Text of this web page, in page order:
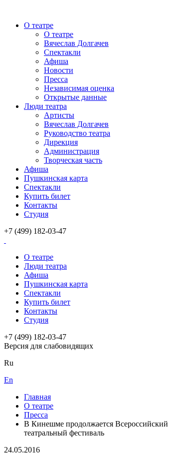
О театре
О театре
Вячеслав Долгачев
Спектакли
Афиша
Новости
Пресса
Независимая оценка
Открытые данные
Люди театра
Артисты
Вячеслав Долгачев
Руководство театра
Дирекция
Администрация
Творческая часть
Афиша
Пушкинская карта
Спектакли
Купить билет
Контакты
Студия
+7 (499) 182-03-47
О театре
Люди театра
Афиша
Пушкинская карта
Спектакли
Купить билет
Контакты
Студия
+7 (499) 182-03-47
Версия для слабовидящих
Ru
En
Главная
О театре
Пресса
В Кинешме продолжается Всероссийский
театральный фестиваль
24.05.2016